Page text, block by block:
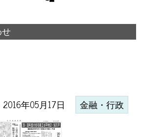
せ
2016年05月17日 金融・行政